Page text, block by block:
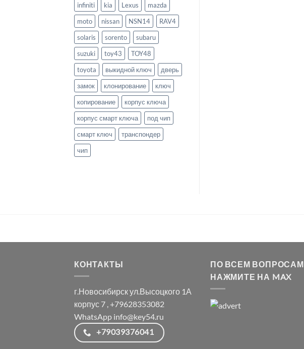
infiniti
kia Lexus
mazda
moto
nissan NSN14
RAV4
solaris
sorento
subaru
suzuki
toy43
TOY48
toyota
выкидной ключ
дверь
замок
клонирование
ключ
копирование
корпус ключа
корпус смарт ключа
под чип
смарт ключ
транспондер
чип
КОНТАКТЫ
г.Новосибирск ул.Высоцкого 1А
корпус 7 , +79628353082
WhatsApp info@key54.ru
+79039376041
ПО ВСЕМ ВОПРОСАМ
НАЖМИТЕ НА MAX